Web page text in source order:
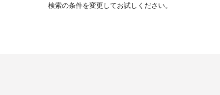
検索の条件を変更してお試しください。